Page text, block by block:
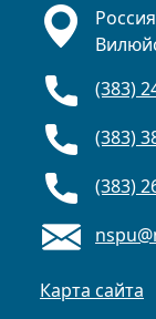
(383)
(383)
(383)
Карта сайта